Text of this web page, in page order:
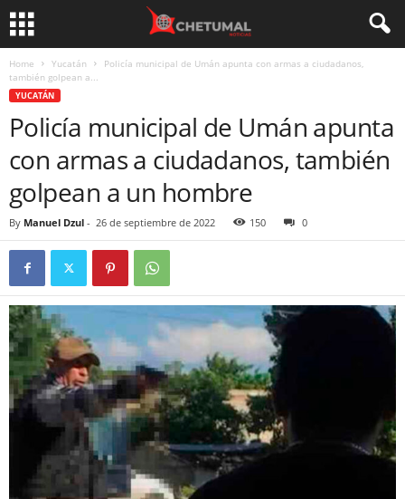
Home Yucatán
Policía municipal de Umán apunta con armas a ciudadanos,
también golpean a...
YUCATÁN
Policía municipal de Umán apunta
con armas a ciudadanos, también
golpean a un hombre
By Manuel Dzul - 26 de septiembre de 2022 150 0